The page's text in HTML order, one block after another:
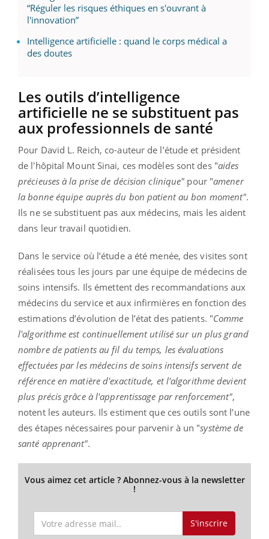
“Réguler les risques éthiques en s'ouvrant à
l'innovation”
Intelligence artificielle : quand le corps médical a
des doutes
Les outils d’intelligence
artificielle ne se substituent pas
aux professionnels de santé
Pour David L. Reich, co-auteur de l’étude et président
de l'hôpital Mount Sinai, ces modèles sont des "aides
précieuses à la prise de décision clinique" pour "amener
la bonne équipe auprès du bon patient au bon moment".
Ils ne se substituent pas aux médecins, mais les aident
dans leur travail quotidien.
Dans le service où l’étude a été menée, des visites sont
réalisées tous les jours par une équipe de médecins de
soins intensifs. Ils émettent des recommandations aux
médecins du service et aux infirmières en fonction des
estimations d’évolution de l’état des patients. "Comme
l'algorithme est continuellement utilisé sur un plus grand
nombre de patients au fil du temps, les évaluations
effectuées par les médecins de soins intensifs servent de
référence en matière d'exactitude, et l'algorithme devient
plus précis grâce à l'apprentissage par renforcement",
notent les auteurs. Ils estiment que ces outils sont l’une
des étapes nécessaires pour parvenir à un "système de
santé apprenant".
Vous aimez cet article ? Abonnez-vous à la newsletter
!
S'inscrire